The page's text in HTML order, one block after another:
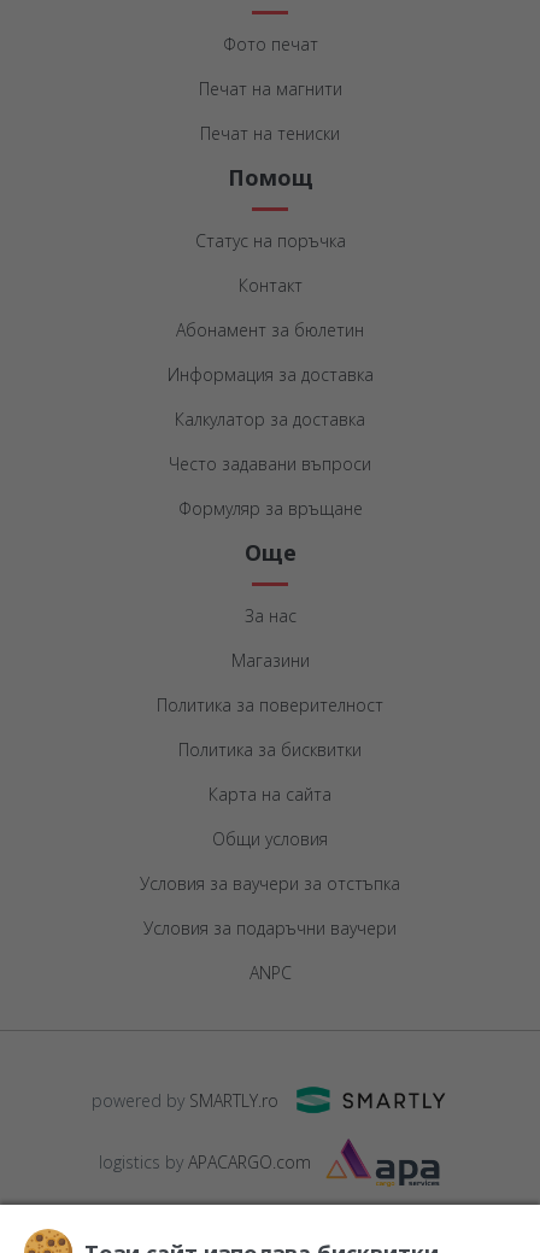
Фото печат
Печат на магнити
Печат на тениски
Помощ
Статус на поръчка
Контакт
Абонамент за бюлетин
Информация за доставка
Калкулатор за доставка
Често задавани въпроси
Формуляр за връщане
Още
За нас
Магазини
Политика за поверителност
Политика за бисквитки
Карта на сайта
Общи условия
Условия за ваучери за отстъпка
Условия за подаръчни ваучери
ANPC
powered by SMARTLY.ro
logistics by APACARGO.com